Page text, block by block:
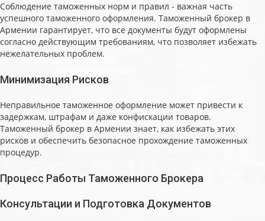
Соблюдение таможенных норм и правил - важная часть
успешного таможенного оформления. Таможенный брокер в
Армении гарантирует, что все документы будут оформлены
согласно действующим требованиям, что позволяет избежать
нежелательных проблем.
Минимизация Рисков
Неправильное таможенное оформление может привести к
задержкам, штрафам и даже конфискации товаров.
Таможенный брокер в Армении знает, как избежать этих
рисков и обеспечить безопасное прохождение таможенных
процедур.
Процесс Работы Таможенного Брокера
Консультации и Подготовка Документов